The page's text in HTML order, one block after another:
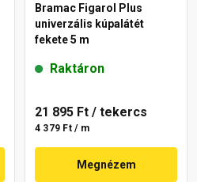
Bramac Figarol Plus
univerzális kúpalátét
fekete 5 m
Raktáron
21 895 Ft / tekercs
4 379 Ft / m
Megnézem